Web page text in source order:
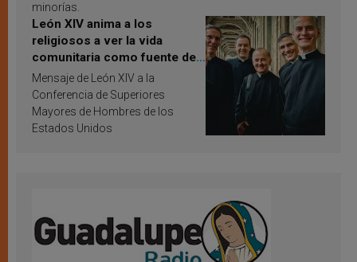
minorías.
León XIV anima a los
religiosos a ver la vida
comunitaria como fuente de
inspiración y santificación
Mensaje de León XIV a la
Conferencia de Superiores
Mayores de Hombres de los
Estados Unidos